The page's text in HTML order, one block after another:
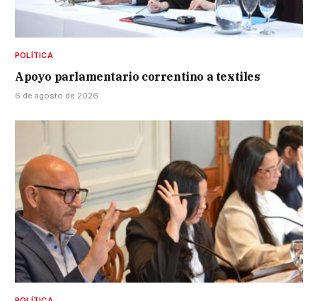
POLÍTICA
Apoyo parlamentario correntino a textiles
6 de agosto de 2026